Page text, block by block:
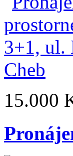
15.000